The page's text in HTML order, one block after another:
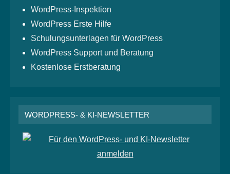
WordPress-Inspektion
WordPress Erste Hilfe
Schulungsunterlagen für WordPress
WordPress Support und Beratung
Kostenlose Erstberatung
WORDPRESS- & KI-NEWSLETTER